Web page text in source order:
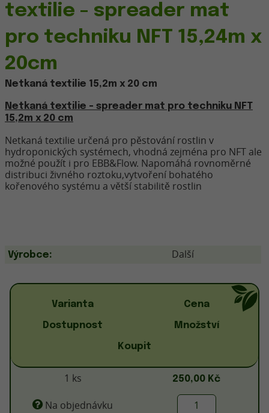
textilie - spreader mat
pro techniku NFT 15,24m x
20cm
Netkaná textilie 15,2m x 20 cm
Netkaná textilie - spreader mat pro techniku NFT
15,2m x 20 cm
Netkaná textilie určená pro pěstování rostlin v
hydroponických systémech, vhodná zejména pro NFT ale
možné použít i pro EBB&Flow. Napomáhá rovnoměrné
distribuci živného roztoku,vytvoření bohatého
kořenového systému a větší stabilitě rostlin
Výrobce: Další
Varianta Cena
Dostupnost Množství
Koupit
1 ks 250,00 Kč
Na objednávku